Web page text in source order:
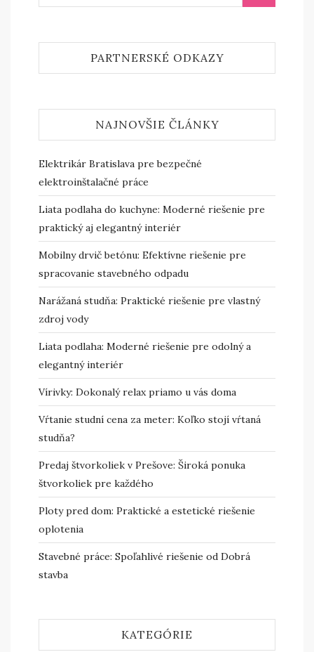
PARTNERSKÉ ODKAZY
NAJNOVŠIE ČLÁNKY
Elektrikár Bratislava pre bezpečné
elektroinštalačné práce
Liata podlaha do kuchyne: Moderné riešenie pre
praktický aj elegantný interiér
Mobilny drvič betónu: Efektívne riešenie pre
spracovanie stavebného odpadu
Narážaná studňa: Praktické riešenie pre vlastný
zdroj vody
Liata podlaha: Moderné riešenie pre odolný a
elegantný interiér
Vírivky: Dokonalý relax priamo u vás doma
Vŕtanie studní cena za meter: Koľko stojí vŕtaná
studňa?
Predaj štvorkoliek v Prešove: Široká ponuka
štvorkoliek pre každého
Ploty pred dom: Praktické a estetické riešenie
oplotenia
Stavebné práce: Spoľahlivé riešenie od Dobrá
stavba
KATEGÓRIE